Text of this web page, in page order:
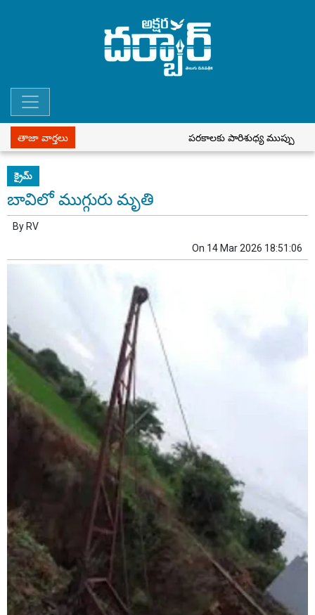
తాజా వార్తలు పరకాలకు పారిశుధ్య ముప్పు
క్రైమ్
బావిలో ముగ్గురు మృతి
By RV
On 14 Mar 2026 18:51:06